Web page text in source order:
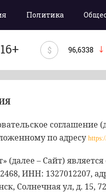
Политика
16+ $ 96,6338
соглашение
по адресу
(далее – Сайт)
ИНН: 1327012207,
Солнечная ул, д. 15, 72